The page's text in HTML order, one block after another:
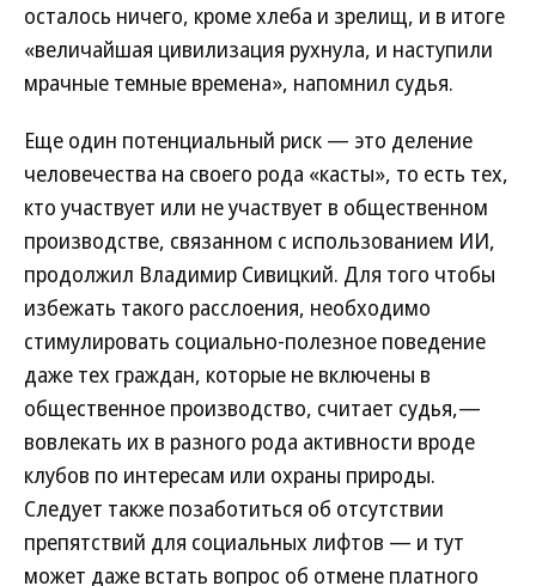
осталось ничего, кроме хлеба и зрелищ, и в итоге
«величайшая цивилизация рухнула, и наступили
мрачные темные времена», напомнил судья.
Еще один потенциальный риск — это деление
человечества на своего рода «касты», то есть тех,
кто участвует или не участвует в общественном
производстве, связанном с использованием ИИ,
продолжил Владимир Сивицкий. Для того чтобы
избежать такого расслоения, необходимо
стимулировать социально-полезное поведение
даже тех граждан, которые не включены в
общественное производство, считает судья,—
вовлекать их в разного рода активности вроде
клубов по интересам или охраны природы.
Следует также позаботиться об отсутствии
препятствий для социальных лифтов — и тут
может даже встать вопрос об отмене платного